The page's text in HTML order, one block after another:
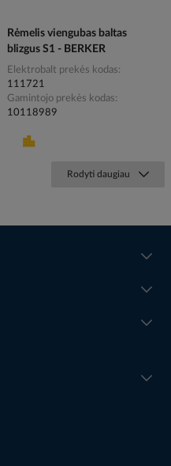
Rėmelis viengubas baltas
blizgus S1 - BERKER
Elektrobalt prekės kodas
111721
Gamintojo prekės kodas
10118989
Rodyti daugiau